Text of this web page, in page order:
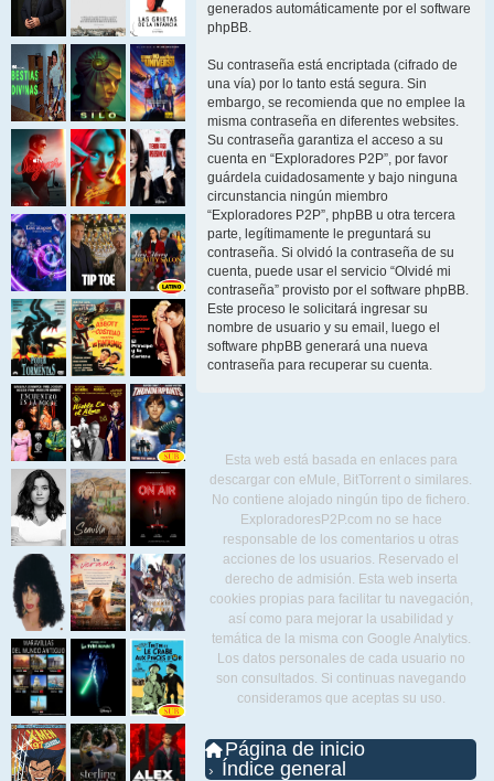
generados automáticamente por el software
phpBB.
Su contraseña está encriptada (cifrado de
una vía) por lo tanto está segura. Sin
embargo, se recomienda que no emplee la
misma contraseña en diferentes websites.
Su contraseña garantiza el acceso a su
cuenta en “Exploradores P2P”, por favor
guárdela cuidadosamente y bajo ninguna
circunstancia ningún miembro
“Exploradores P2P”, phpBB u otra tercera
parte, legítimamente le preguntará su
contraseña. Si olvidó la contraseña de su
cuenta, puede usar el servicio “Olvidé mi
contraseña” provisto por el software phpBB.
Este proceso le solicitará ingresar su
nombre de usuario y su email, luego el
software phpBB generará una nueva
contraseña para recuperar su cuenta.
Esta web está basada en enlaces para
descargar con eMule, BitTorrent o similares.
No contiene alojado ningún tipo de fichero.
ExploradoresP2P.com no se hace
responsable de los comentarios u otras
acciones de los usuarios. Reservado el
derecho de admisión. Esta web inserta
cookies propias para facilitar tu navegación,
así como para mejorar la usabilidad y
temática de la misma con Google Analytics.
Los datos personales de cada usuario no
son consultados. Si continuas navegando
consideramos que aceptas su uso.
Página de inicio
Índice general